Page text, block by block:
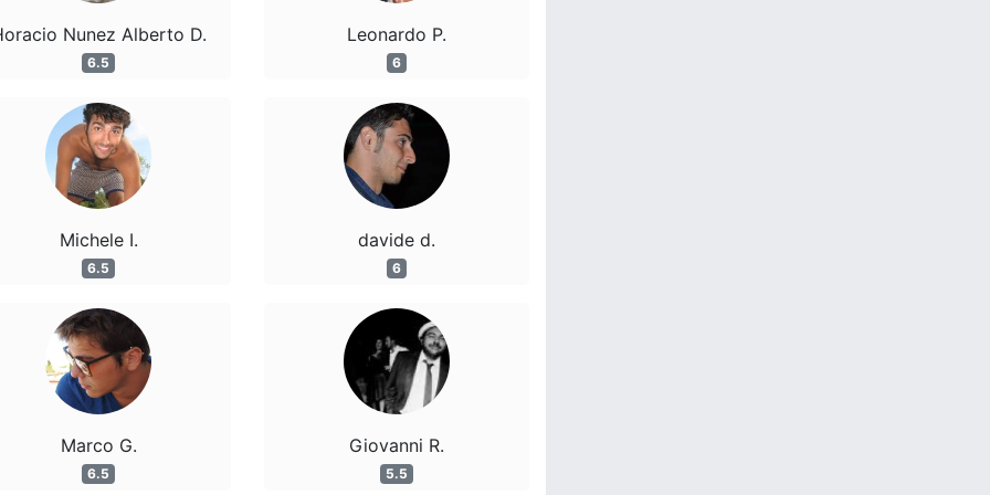
Nunez Alberto D.
6.5
Michele I.
6.5
Marco G.
6.5
Leonardo P.
6
davide d.
6
Giovanni R.
5.5